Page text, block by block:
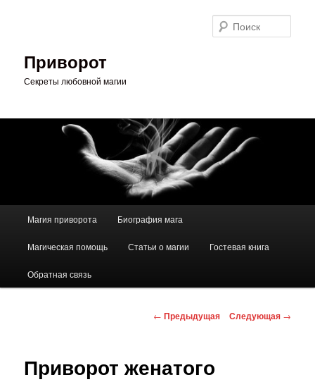
Приворот
Секреты любовной магии
Магия приворота Биография мага
Магическая помощь Статьи о магии Гостевая книга
Обратная связь
Навигация
← Предыдущая Следующая →
Приворот женатого